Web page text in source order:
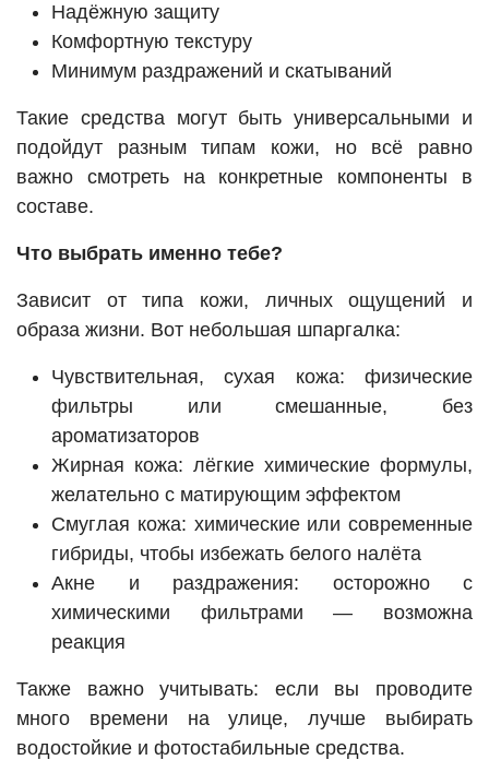
Надёжную защиту
Комфортную текстуру
Минимум раздражений и скатываний
Такие средства могут быть универсальными и
подойдут разным типам кожи, но всё равно
важно смотреть на конкретные компоненты в
составе.
Что выбрать именно тебе?
Зависит от типа кожи, личных ощущений и
образа жизни. Вот небольшая шпаргалка:
Чувствительная, сухая кожа: физические
фильтры или смешанные, без
ароматизаторов
Жирная кожа: лёгкие химические формулы,
желательно с матирующим эффектом
Смуглая кожа: химические или современные
гибриды, чтобы избежать белого налёта
Акне и раздражения: осторожно с
химическими фильтрами — возможна
реакция
Также важно учитывать: если вы проводите
много времени на улице, лучше выбирать
водостойкие и фотостабильные средства.